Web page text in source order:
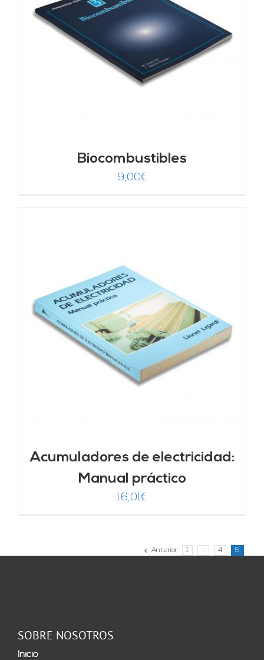
Biocombustibles
9,00€
Acumuladores de electricidad:
Manual práctico
16,01€
Anterior 1 … 4 5
SOBRE NOSOTROS
Inicio